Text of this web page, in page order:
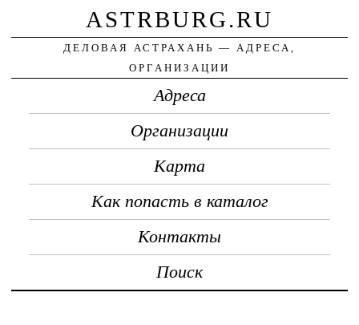
ASTRBURG.RU
ДЕЛОВАЯ АСТРАХАНЬ — АДРЕСА,
ОРГАНИЗАЦИИ
Адреса
Организации
Карта
Как попасть в каталог
Контакты
Поиск